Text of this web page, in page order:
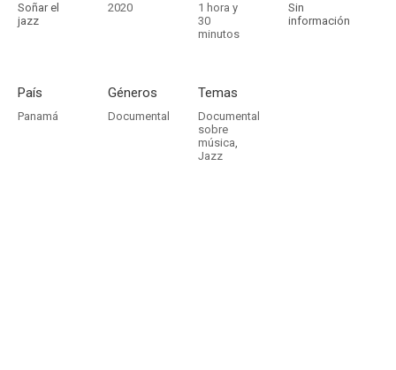
Soñar el
jazz
2020
1 hora y
30
minutos
Sin
información
País
Panamá
Géneros
Documental
Temas
Documental
sobre
música,
Jazz